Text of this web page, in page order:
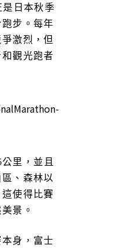
日本秋季
步。每年
激烈，但
觀光跑者
里，並且
、森林以
使得比賽
景。
身，富士